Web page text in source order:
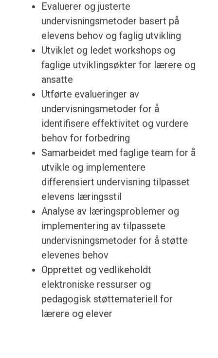
Evaluerer og justerte
undervisningsmetoder basert på
elevens behov og faglig utvikling
Utviklet og ledet workshops og
faglige utviklingsøkter for lærere og
ansatte
Utførte evalueringer av
undervisningsmetoder for å
identifisere effektivitet og vurdere
behov for forbedring
Samarbeidet med faglige team for å
utvikle og implementere
differensiert undervisning tilpasset
elevens læringsstil
Analyse av læringsproblemer og
implementering av tilpassete
undervisningsmetoder for å støtte
elevenes behov
Opprettet og vedlikeholdt
elektroniske ressurser og
pedagogisk støttemateriell for
lærere og elever